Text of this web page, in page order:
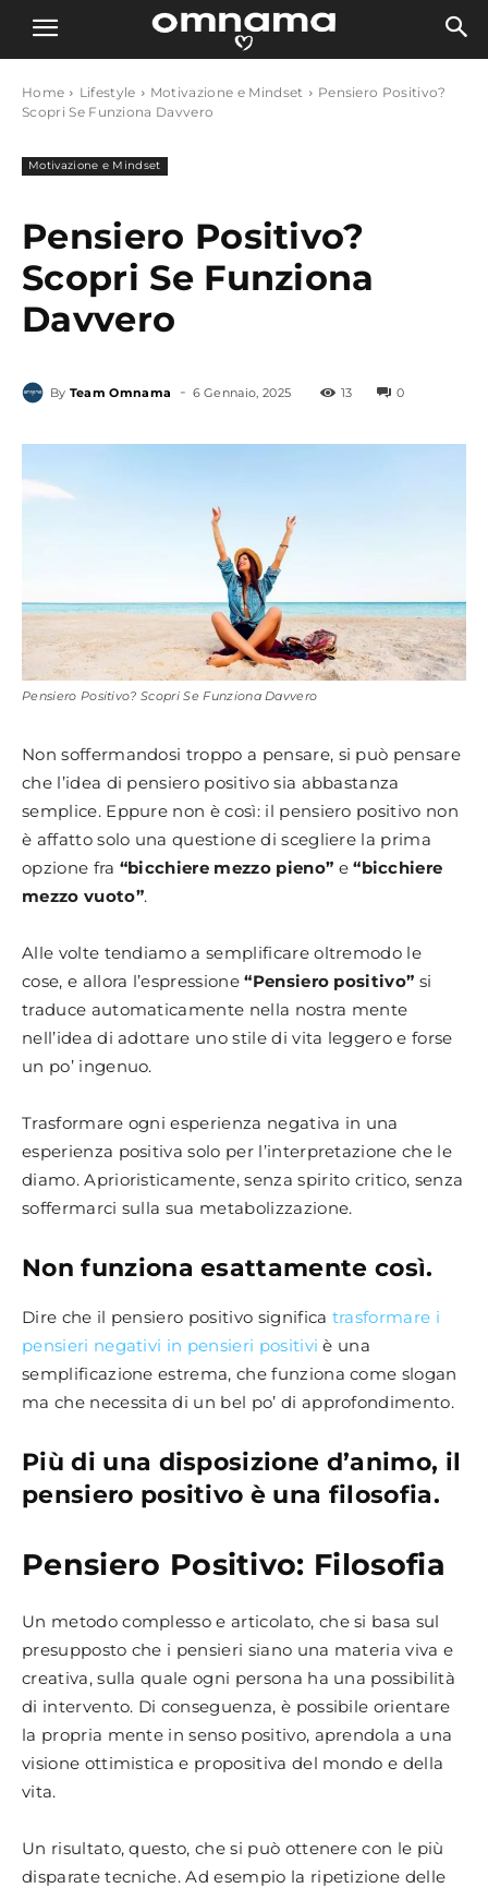
Home Lifestyle Motivazione e Mindset
Pensiero Positivo?
Scopri Se Funziona Davvero
Motivazione e Mindset
Pensiero Positivo?
Scopri Se Funziona
Davvero
By Team Omnama - 6 Gennaio, 2025 13 0
Pensiero Positivo? Scopri Se Funziona Davvero
Non soffermandosi troppo a pensare, si può pensare
che l’idea di pensiero positivo sia abbastanza
semplice. Eppure non è così: il pensiero positivo non
è affatto solo una questione di scegliere la prima
opzione fra “bicchiere mezzo pieno” e“bicchiere
mezzo vuoto”.
Alle volte tendiamo a semplificare oltremodo le
cose, e allora l’espressione“Pensiero positivo” si
traduce automaticamente nella nostra mente
nell’idea di adottare uno stile di vita leggero e forse
un po’ ingenuo.
Trasformare ogni esperienza negativa in una
esperienza positiva solo per l’interpretazione che le
diamo. Aprioristicamente, senza spirito critico, senza
soffermarci sulla sua metabolizzazione.
Non funziona esattamente così.
Dire che il pensiero positivo significa trasformare i
pensieri negativi in pensieri positivi è una
semplificazione estrema, che funziona come slogan
ma che necessita di un bel po’ di approfondimento.
Più di una disposizione d’animo, il
pensiero positivo è una filosofia.
Pensiero Positivo: Filosofia
Un metodo complesso e articolato, che si basa sul
presupposto che i pensieri siano una materia viva e
creativa, sulla quale ogni persona ha una possibilità
di intervento. Di conseguenza, è possibile orientare
la propria mente in senso positivo, aprendola a una
visione ottimistica e propositiva del mondo e della
vita.
Un risultato, questo, che si può ottenere con le più
disparate tecniche. Ad esempio la ripetizione delle